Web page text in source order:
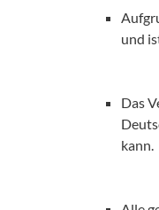
und
Das
kann.